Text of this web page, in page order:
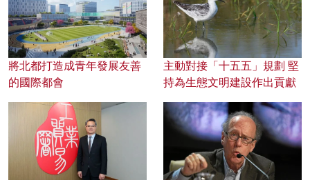
將北都打造成青年發展友善
的國際都會
主動對接「十五五」規劃 堅
持為生態文明建設作出貢獻